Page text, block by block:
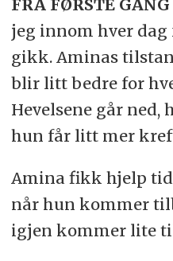
FRA FØRSTE GANG
jeg innom hver dag
gikk. Aminas
blir litt bedre for
Hevelsene går ned,
hun får litt mer
Amina fikk hjelp
når hun kommer
igjen kommer lite